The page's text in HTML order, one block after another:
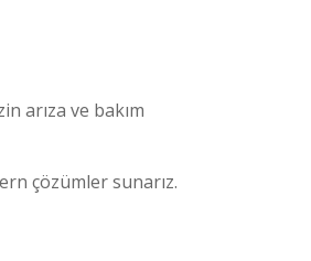
arıza ve bakım
çözümler sunarız.